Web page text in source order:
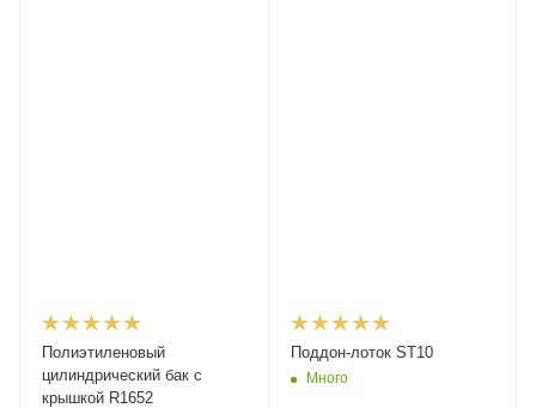
Полиэтиленовый
цилиндрический бак с
крышкой R1652
Поддон-лоток ST10
Много